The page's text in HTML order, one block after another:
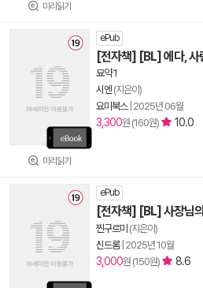
미리읽기
미리읽기
ePub
[전자책] [BL] 에다, 사
묘약 1
시엔 (지은이)
요미북스| 2025년 06월
3,300원 (160원) 10.0
ePub
[전자책] [BL] 사장님
찐구르미 (지은이)
신드롬| 2025년 10월
3,000원 (150원) 8.6